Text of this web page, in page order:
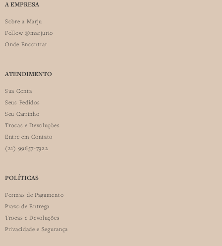
A EMPRESA
Sobre a Marju
Follow @marjurio
Onde Encontrar
ATENDIMENTO
Sua Conta
Seus Pedidos
Seu Carrinho
Trocas e Devoluções
Entre em Contato
(21) 99657-7322
POLÍTICAS
Formas de Pagamento
Prazo de Entrega
Trocas e Devoluções
Privacidade e Segurança